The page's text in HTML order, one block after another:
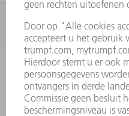
Veel
+31
Ma. - vr.